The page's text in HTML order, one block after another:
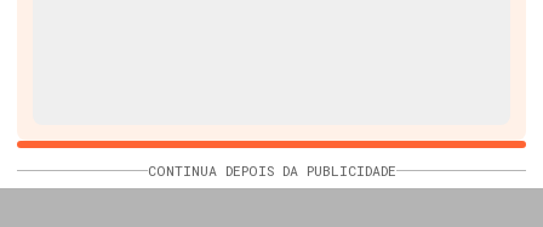
CONTINUA DEPOIS DA PUBLICIDADE